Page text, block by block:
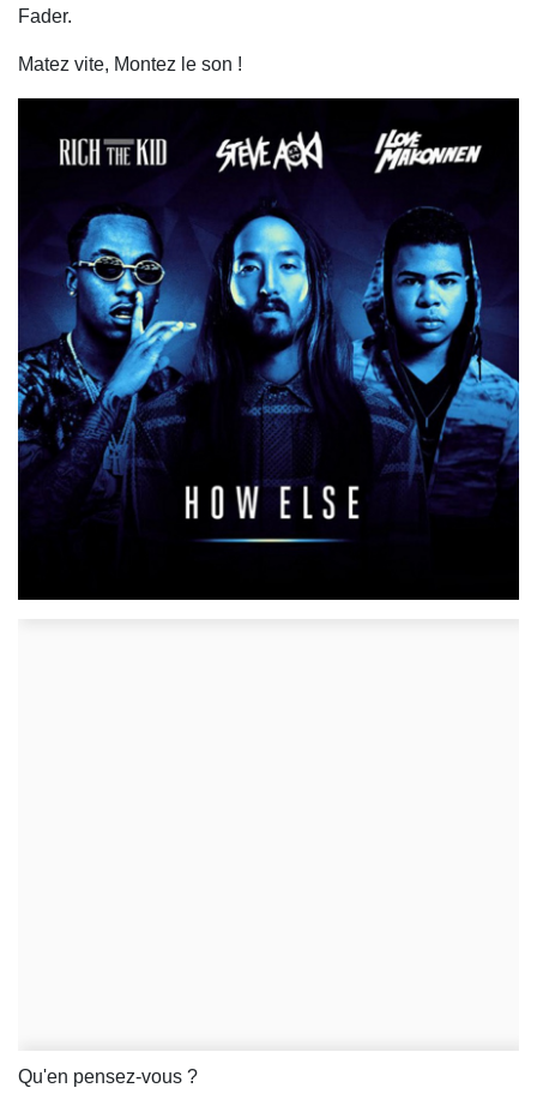
Fader.
Matez vite, Montez le son !
Qu'en pensez-vous ?